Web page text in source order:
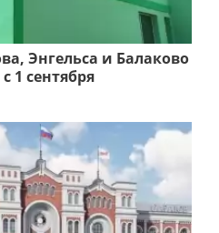
Энгельса и Балаково
1 сентября